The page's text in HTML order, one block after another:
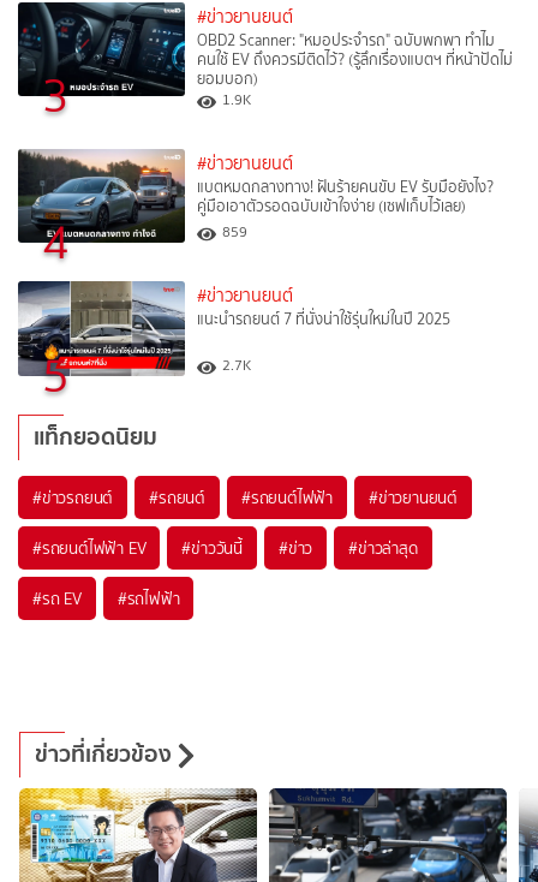
3
#ข่าวยานยนต์
OBD2 Scanner: "หมอประจำรถ" ฉบับพกพา ทำไม
คนใช้ EV ถึงควรมีติดไว้? (รู้ลึกเรื่องแบตฯ ที่หน้าปัดไม่
ยอมบอก)
1.9K
4
#ข่าวยานยนต์
แบตหมดกลางทาง! ฝันร้ายคนขับ EV รับมือยังไง?
คู่มือเอาตัวรอดฉบับเข้าใจง่าย (เซฟเก็บไว้เลย)
859
5
#ข่าวยานยนต์
แนะนำรถยนต์ 7 ที่นั่งน่าใช้รุ่นใหม่ในปี 2025
2.7K
แท็กยอดนิยม
#ข่าวรถยนต์ #รถยนต์ #รถยนต์ไฟฟ้า #ข่าวยานยนต์
#รถยนต์ไฟฟ้า EV #ข่าววันนี้ #ข่าว #ข่าวล่าสุด
#รถ EV #รถไฟฟ้า
ข่าวที่เกี่ยวข้อง